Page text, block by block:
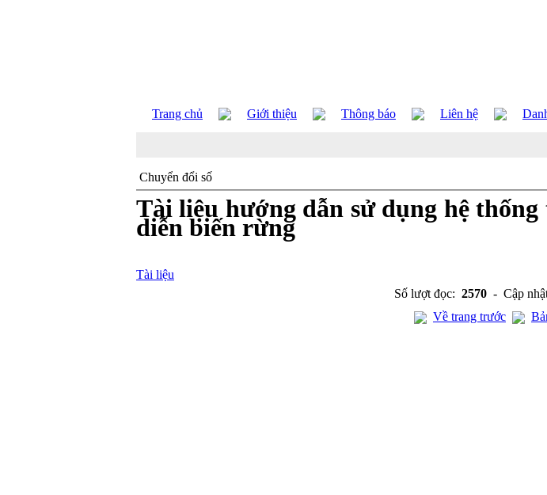
Trang chủ Giới thiệu Thông báo Liên hệ
Chuyển đổi số
Tài liệu hướng dẫn sử dụng hệ
diễn biến rừng
Tài liệu
Số lượt đọc: 2570 - Cập
Về trang trước